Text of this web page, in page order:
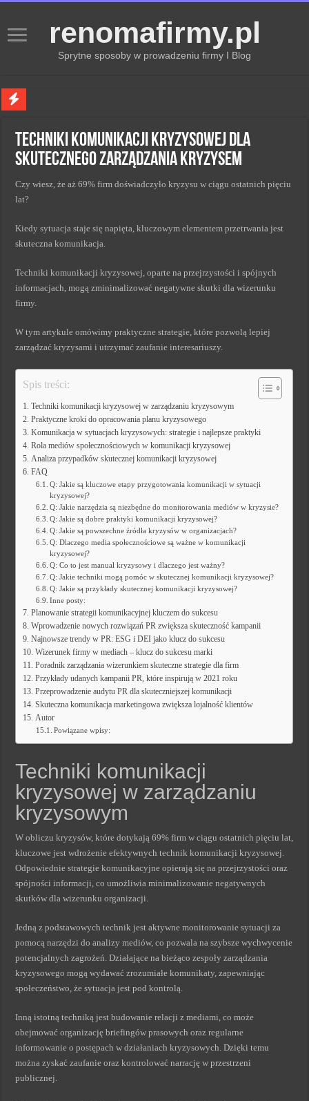
renomafirmy.pl
Sprytne sposoby w prowadzeniu firmy I Blog
Kiedy zmieniać strategię PR dla lepszych wyników
Monitorowanie wizerunku w sieci kluczem do sukcesu
Kryzys a zmiana strategii PR w skutecznym zarządzaniu
Techniki komunikacji kryzysowej dla
skutecznego zarządzania kryzysem
Czy wiesz, że aż 69% firm doświadczyło kryzysu w ciągu ostatnich pięciu
lat?
Kiedy sytuacja staje się napięta, kluczowym elementem przetrwania jest
skuteczna komunikacja.
Techniki komunikacji kryzysowej, oparte na przejrzystości i spójnych
informacjach, mogą zminimalizować negatywne skutki dla wizerunku
firmy.
W tym artykule omówimy praktyczne strategie, które pozwolą lepiej
zarządzać kryzysami i utrzymać zaufanie interesariuszy.
Spis treści:
Techniki komunikacji kryzysowej w zarządzaniu kryzysowym
Praktyczne kroki do opracowania planu kryzysowego
Komunikacja w sytuacjach kryzysowych: strategie i najlepsze praktyki
Rola mediów społecznościowych w komunikacji kryzysowej
Analiza przypadków skutecznej komunikacji kryzysowej
FAQ
Q: Jakie są kluczowe etapy przygotowania komunikacji w sytuacji
kryzysowej?
Q: Jakie narzędzia są niezbędne do monitorowania mediów w kryzysie?
Q: Jakie są dobre praktyki komunikacji kryzysowej?
Q: Jakie są powszechne źródła kryzysów w organizacjach?
Q: Dlaczego media społecznościowe są ważne w komunikacji
kryzysowej?
Q: Co to jest manual kryzysowy i dlaczego jest ważny?
Q: Jakie techniki mogą pomóc w skutecznej komunikacji kryzysowej?
Q: Jakie są przykłady skutecznej komunikacji kryzysowej?
Inne posty:
Planowanie strategii komunikacyjnej kluczem do sukcesu
Wprowadzenie nowych rozwiązań PR zwiększa skuteczność kampanii
Najnowsze trendy w PR: ESG i DEI jako klucz do sukcesu
Wizerunek firmy w mediach – klucz do sukcesu marki
Poradnik zarządzania wizerunkiem skuteczne strategie dla firm
Przykłady udanych kampanii PR, które inspirują w 2021 roku
Przeprowadzenie audytu PR dla skuteczniejszej komunikacji
Skuteczna komunikacja marketingowa zwiększa lojalność klientów
Autor
Powiązane wpisy:
Techniki komunikacji
kryzysowej w zarządzaniu
kryzysowym
W obliczu kryzysów, które dotykają 69% firm w ciągu ostatnich pięciu lat,
kluczowe jest wdrożenie efektywnych technik komunikacji kryzysowej.
Odpowiednie strategie komunikacyjne opierają się na przejrzystości oraz
spójności informacji, co umożliwia minimalizowanie negatywnych
skutków dla wizerunku organizacji.
Jedną z podstawowych technik jest aktywne monitorowanie sytuacji za
pomocą narzędzi do analizy mediów, co pozwala na szybsze wychwycenie
potencjalnych zagrożeń. Działające na bieżąco zespoły zarządzania
kryzysowego mogą wydawać zrozumiałe komunikaty, zapewniając
społeczeństwo, że sytuacja jest pod kontrolą.
Inną istotną techniką jest budowanie relacji z mediami, co może
obejmować organizację briefingów prasowych oraz regularne
informowanie o postępach w działaniach kryzysowych. Dzięki temu
można zyskać zaufanie oraz kontrolować narrację w przestrzeni
publicznej.